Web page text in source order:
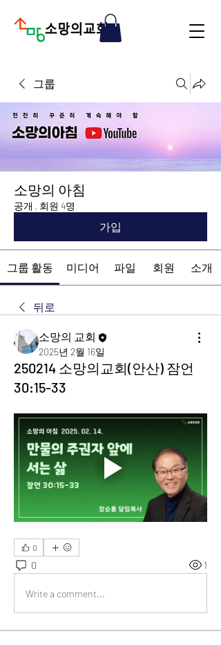
그룹
소망의 아침
공개 · 회원 4명
가입
그룹 활동 미디어 파일 회원 소개
뒤로
소망의 교회
2025년 2월 16일
250214 소망의교회(안산) 잠언
30:15-33
0
0 1
Write a comment...